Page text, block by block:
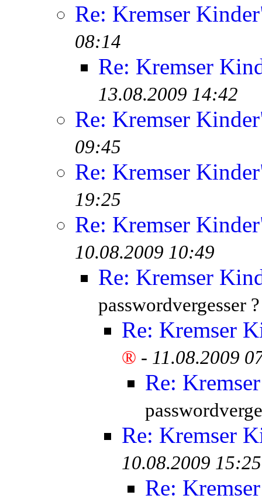
Re: Kremser
08:14
Re: Kremser
13.08.2009 14:42
Re: Kremser
09:45
Re: Kremser
19:25
Re: Kremser
10.08.2009 10:49
Re: Kremser
passwordvergesser
Re: Kremser
® - 11.08.2009
Re:
Re: Kremser
10.08.2009 15:25
Re: